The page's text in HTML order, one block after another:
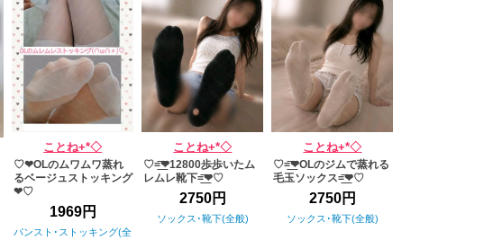
ことね+*◇
♡❤︎OLのムワムワ蒸れ
るベージュストッキング
❤︎♡
1969円
パンスト･ストッキング(全
ことね+*◇
♡=͟͟͞͞❤︎12800歩歩いたム
レムレ靴下=͟͟͞͞❤︎♡
2750円
ソックス･靴下(全般)
ことね+*◇
♡=͟͟͞͞❤︎OLのジムで蒸れる
毛玉ソックス=͟͟͞͞❤︎♡
2750円
ソックス･靴下(全般)